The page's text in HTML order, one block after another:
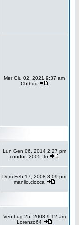
Mer Giu 02, 2021 9:37 am
Cbfbqq
Lun Gen 06, 2014 2:27 pm
condor_2005_to
Dom Feb 17, 2008 8:09 pm
manlio.ciocca
Ven Lug 25, 2008 9:12 am
Lorenzo64